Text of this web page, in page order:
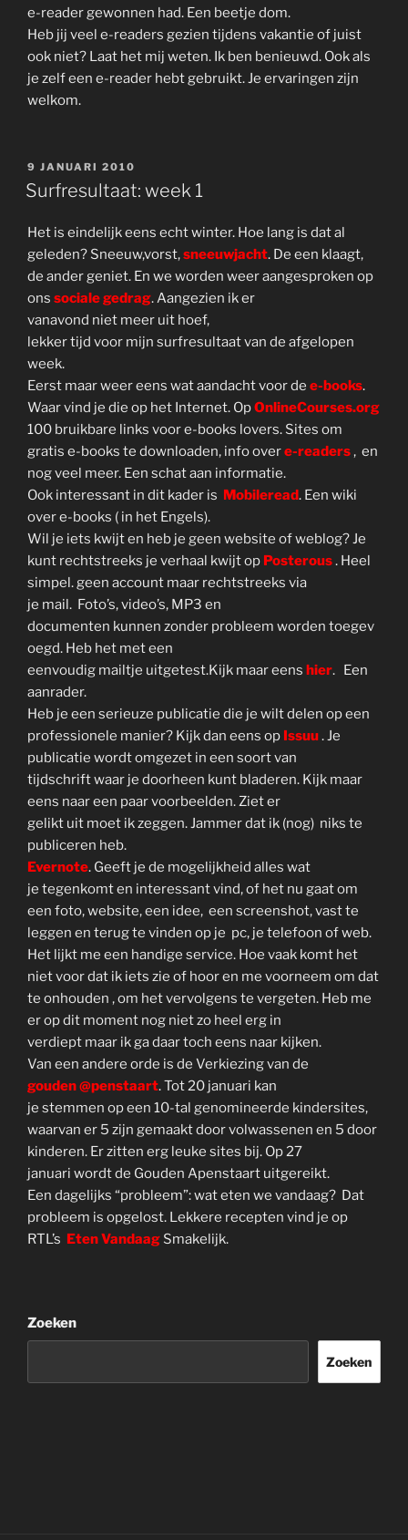
e-reader gewonnen had. Een beetje dom.
Heb jij veel e-readers gezien tijdens vakantie of juist
ook niet? Laat het mij weten. Ik ben benieuwd. Ook als
je zelf een e-reader hebt gebruikt. Je ervaringen zijn
welkom.
GEPLAATST
OP
9 JANUARI 2010
Surfresultaat: week 1
Het is eindelijk eens echt winter. Hoe lang is dat al
geleden? Sneeuw,vorst,sneeuwjacht. De een klaagt,
de ander geniet. En we worden weer aangesproken op
ons sociale gedrag. Aangezien ik er
vanavond niet meer uit hoef,
lekker tijd voor mijn surfresultaat van de afgelopen
week.
Eerst maar weer eens wat aandacht voor de e-books.
Waar vind je die op het Internet. OpOnlineCourses.org
100 bruikbare links voor e-books lovers. Sites om
gratis e-books te downloaden, info overe-readers, en
nog veel meer. Een schat aan informatie.
Ook interessant in dit kader is Mobileread. Een wiki
over e-books ( in het Engels).
Wil je iets kwijt en heb je geen website of weblog? Je
kunt rechtstreeks je verhaal kwijt op Posterous. Heel
simpel. geen account maar rechtstreeks via
je mail. Foto’s, video’s, MP3 en
documenten kunnen zonder probleem worden toegev
oegd. Heb het met een
eenvoudig mailtje uitgetest.Kijk maar eens hier. Een
aanrader.
Heb je een serieuze publicatie die je wilt delen op een
professionele manier? Kijk dan eens op Issuu. Je
publicatie wordt omgezet in een soort van
tijdschrift waar je doorheen kunt bladeren. Kijk maar
eens naar een paar voorbeelden. Ziet er
gelikt uit moet ik zeggen. Jammer dat ik (nog) niks te
publiceren heb.
Evernote. Geeft je de mogelijkheid alles wat
je tegenkomt en interessant vind, of het nu gaat om
een foto, website, een idee, een screenshot, vast te
leggen en terug te vinden op je pc, je telefoon of web.
Het lijkt me een handige service. Hoe vaak komt het
niet voor dat ik iets zie of hoor en me voorneem om dat
te onhouden , om het vervolgens te vergeten. Heb me
er op dit moment nog niet zo heel erg in
verdiept maar ik ga daar toch eens naar kijken.
Van een andere orde is de Verkiezing van de
gouden @penstaart. Tot 20 januari kan
je stemmen op een 10-tal genomineerde kindersites,
waarvan er 5 zijn gemaakt door volwassenen en 5 door
kinderen. Er zitten erg leuke sites bij. Op 27
januari wordt de Gouden Apenstaart uitgereikt.
Een dagelijks “probleem”: wat eten we vandaag? Dat
probleem is opgelost. Lekkere recepten vind je op
RTL’s Eten Vandaag Smakelijk.
Zoeken
Zoeken